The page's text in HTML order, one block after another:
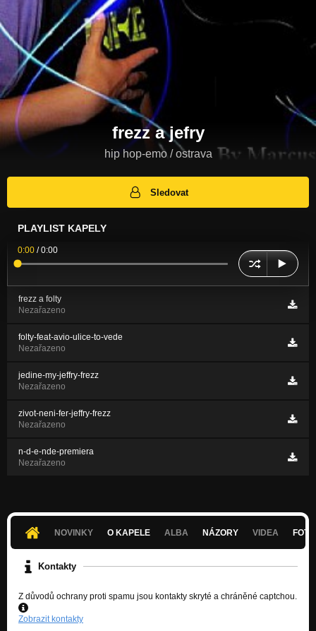
frezz a jefry
hip hop-emo / ostrava
Sledovat
PLAYLIST KAPELY
0:00 /0:00
frezz a folty
Nezařazeno
folty-feat-avio-ulice-to-vede
Nezařazeno
jedine-my-jeffry-frezz
Nezařazeno
zivot-neni-fer-jeffry-frezz
Nezařazeno
n-d-e-nde-premiera
Nezařazeno
NOVINKY O KAPELE ALBA NÁZORY VIDEA
Kontakty
Z důvodů ochrany proti spamu jsou kontakty skryté a chráněné captchou.
Zobrazit kontakty